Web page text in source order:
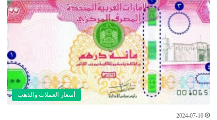
أسعار العملات والذهب
2024-07-10